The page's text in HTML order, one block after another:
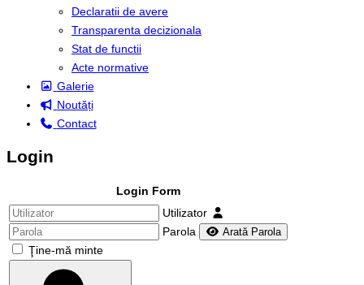
Declaratii de avere
Transparenta decizionala
Stat de functii
Acte normative
Galerie
Noutăți
Contact
Login
Login Form
Utilizator
Parola
Arată Parola
Ţine-mă minte